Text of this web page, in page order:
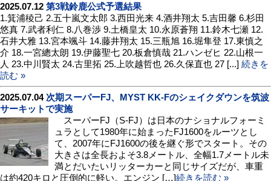
2025.07.12 第3戦鈴鹿公式予選結果
1.箕浦稜己 2.五十嵐文太郎 3.西田光来 4.酒井翔太 5.吉田馨 6.杉田
悠真 7.武者利仁 8.八巻渉 9.土橋皇太 10.永原蒼翔 11.鈴木七瀬 12.
石井大雅 13.宮本颯斗 14.藤井翔太 15.三瓶旭 16.堀隼登 17.東慎之
介 18.一宮總太朗 19.伊藤聖七 20.板倉慎哉 21.ハンゼヒ 22.山根一
人 23.中川賢太 24.古里拓 25.上吹越哲也 26.久保直也 27 [...] 続きを
読む »
2025.07.04次期スーパーFJ、MYST KK-Fのシェイクダウンを筑波
サーキットで実施
スーパーFJ（S-FJ）は日本のナショナルフォーミ
ュラとして1980年に始まったFJ1600をルーツとし
て、2007年にFJ1600の後を継ぐ形でスタート。その
大きさは全長およそ3.8メートル、全幅1.7メートル未
満とだいたいリッターカーと同じサイズだが、車重
は約420キロと圧倒的に軽い。エンジン […]続きを読む »